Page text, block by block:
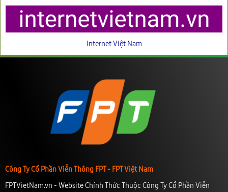
Internet Việt Nam
Công Ty Cổ Phần Viễn Thông FPT - FPT Việt Nam
FPTVietNam.vn - Website Chính Thức Thuộc Công Ty Cổ Phần Viễn